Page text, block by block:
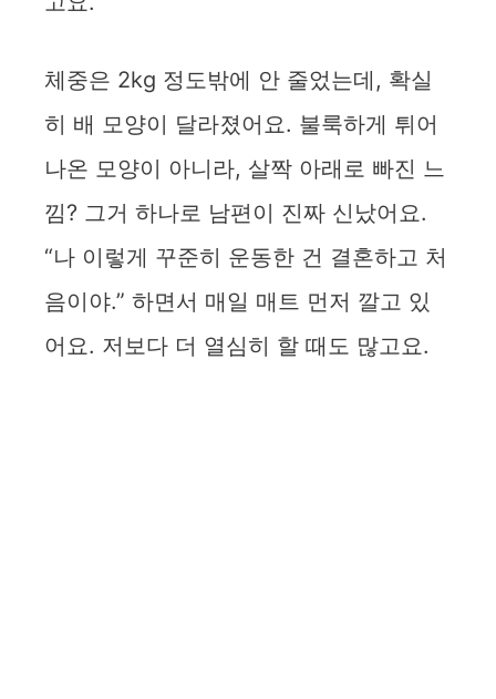
체중은 2kg 정도밖에 안 줄었는데, 확실
히 배 모양이 달라졌어요. 불룩하게 튀어
나온 모양이 아니라, 살짝 아래로 빠진 느
낌? 그거 하나로 남편이 진짜 신났어요.
“나 이렇게 꾸준히 운동한 건 결혼하고 처
음이야.” 하면서 매일 매트 먼저 깔고 있
어요. 저보다 더 열심히 할 때도 많고요.